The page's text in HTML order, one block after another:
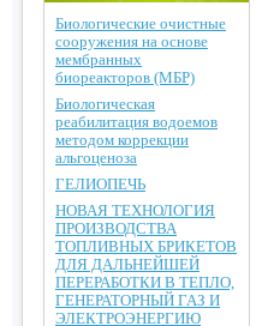
Биологические очистные
сооружения на основе
мембранных
биореакторов (МБР)
Биологическая
реабилитация водоемов
методом коррекции
альгоценоза
ГЕЛИОПЕЧЬ
НОВАЯ ТЕХНОЛОГИЯ
ПРОИЗВОДСТВА
ТОПЛИВНЫХ БРИКЕТОВ
ДЛЯ ДАЛЬНЕЙШЕЙ
ПЕРЕРАБОТКИ В ТЕПЛО,
ГЕНЕРАТОРНЫЙ ГАЗ И
ЭЛЕКТРОЭНЕРГИЮ